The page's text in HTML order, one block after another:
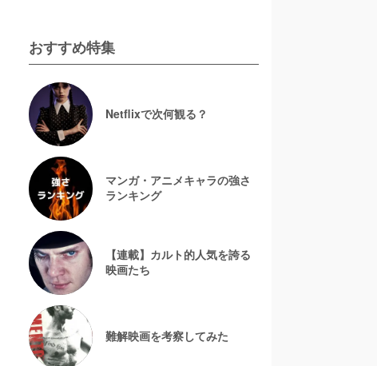
おすすめ特集
Netflixで次何観る？
マンガ・アニメキャラの強さ
ランキング
【連載】カルト的人気を誇る
映画たち
難解映画を考察してみた